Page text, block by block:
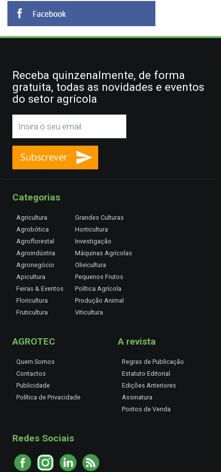
Receba quinzenalmente, de forma
gratuita, todas as novidades e eventos
do setor agrícola
Categorias
Agricultura
Agrobótica
Agroflorestal
Agroindústria
Agronegócio
Apicultura
Feiras & Eventos
Floricultura
Fruticultura
Grandes Culturas
Horticultura
Investigação
Máquinas Agrícolas
Olivicultura
Pequenos Frutos
Política Agrícola
Produção Animal
Viticultura
AGROTEC
Quem Somos
Contactos
Publicidade
Política de Privacidade
A revista
Regras de Publicação
Estatuto Editorial
Edições Anteriores
Assinatura
Pontos de Venda
Redes Sociais